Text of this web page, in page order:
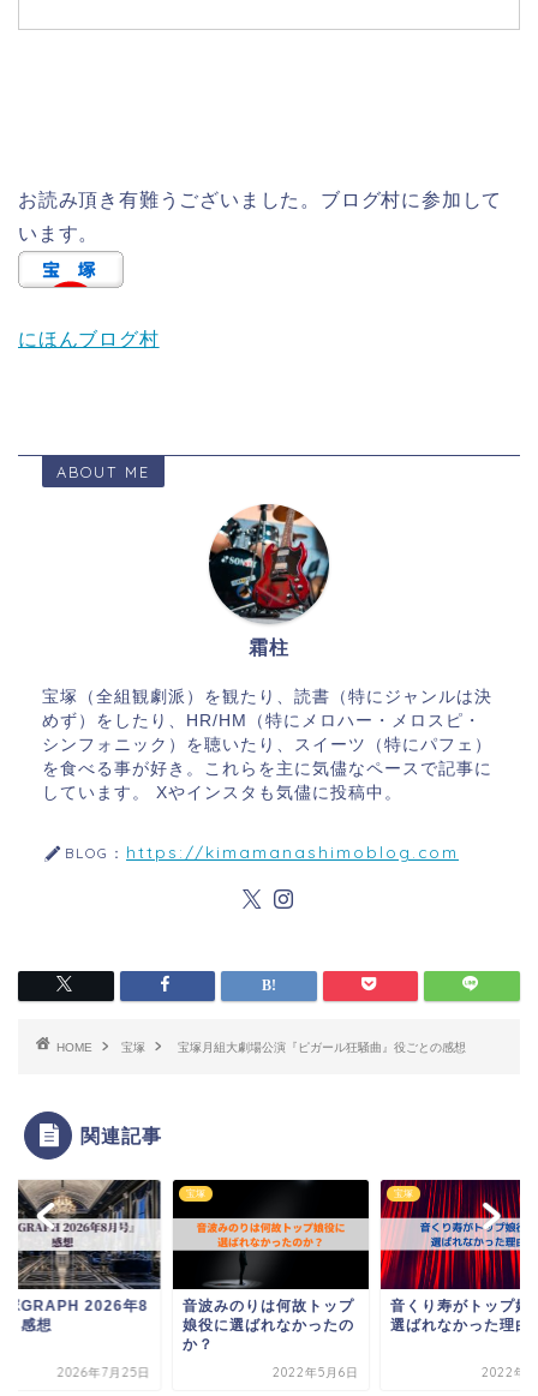
お読み頂き有難うございました。ブログ村に参加して
います。
にほんブログ村
ABOUT ME
霜柱
宝塚（全組観劇派）を観たり、読書（特にジャンルは決
めず）をしたり、HR/HM（特にメロハー・メロスピ・
シンフォニック）を聴いたり、スイーツ（特にパフェ）
を食べる事が好き。これらを主に気儘なペースで記事に
しています。 Xやインスタも気儘に投稿中。
BLOG： https://kimamanashimoblog.com
HOME 宝塚 宝塚月組大劇場公演『ピガール狂騒曲』役ごとの感想
関連記事
塚GRAPH 2026年8
』感想
2026年7月25日
宝塚
音波みのりは何故トップ
娘役に選ばれなかったの
か？
2022年5月6日
宝塚
音くり寿がトップ娘
選ばれなかった理由
2022年5